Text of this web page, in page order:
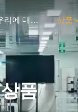
우리에 대하여 상품
상품